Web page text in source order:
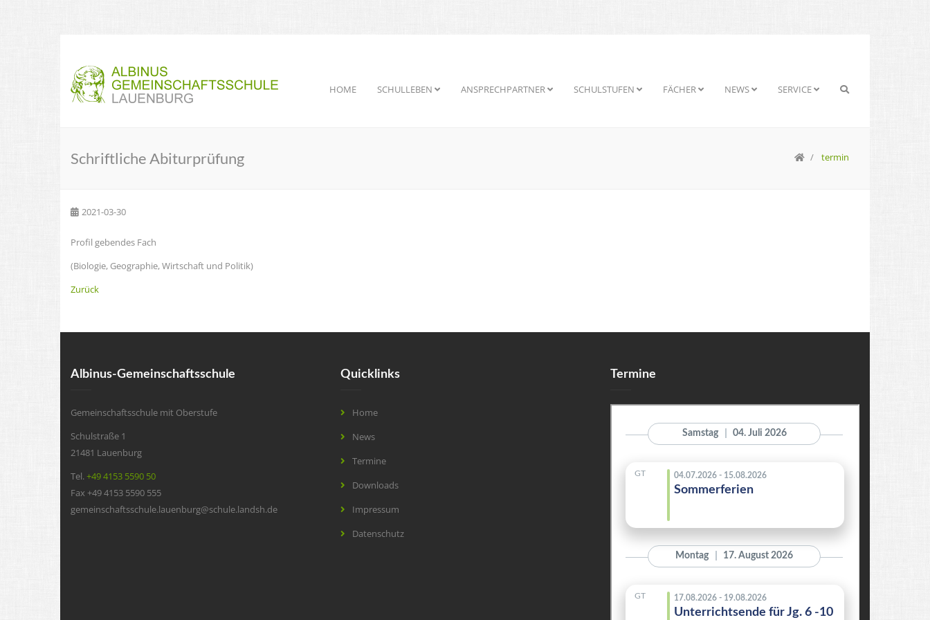
HOME SCHULLEBEN ANSPRECHPARTNER SCHULSTUFEN FÄCHER NEWS SERVICE
Schriftliche Abiturprüfung termin
2021-03-30
Profil gebendes Fach
(Biologie, Geographie, Wirtschaft und Politik)
Zurück
Albinus-Gemeinschaftsschule
Gemeinschaftsschule mit Oberstufe
Schulstraße 1
21481 Lauenburg
Tel.+49 4153 5590 50
Fax +49 4153 5590 555
gemeinschaftsschule.lauenburg@schule.landsh.de
Quicklinks
Home
News
Termine
Downloads
Impressum
Datenschutz
Termine